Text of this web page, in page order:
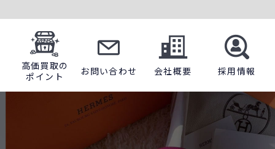
高価買取の
ポイント
お問い合わせ 会社概要 採用情報